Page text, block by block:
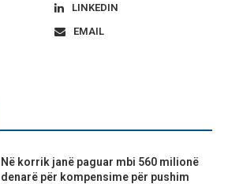
LINKEDIN
EMAIL
Në korrik janë paguar mbi 560 milionë
denarë për kompensime për pushim